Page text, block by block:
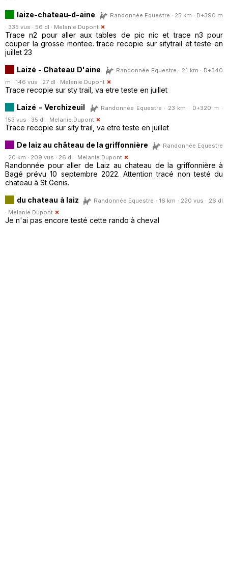
laize-chateau-d-aine
Randonnée Equestre · 25 km · D+390 m
· 335 vus · 56 dl · Melanie.Dupont
Trace n2 pour aller aux tables de pic nic et trace n3 pour
couper la grosse montee. trace recopie sur sitytrail et teste en
juillet 23
Laizé - Chateau D'aine
Randonnée Equestre · 21 km · D+340
m · 146 vus · 27 dl · Melanie.Dupont
Trace recopie sur sty trail, va etre teste en juillet
Laizé - Verchizeuil
Randonnée Equestre · 23 km · D+320 m ·
153 vus · 35 dl · Melanie.Dupont
Trace recopie sur sity trail, va etre teste en juillet
De laiz au château de la griffonnière
Randonnée Equestre
· 20 km · 209 vus · 26 dl · Melanie.Dupont
Randonnée pour aller de Laiz au chateau de la griffonnière à
Bagé prévu 10 septembre 2022. Attention tracé non testé du
chateau à St Genis.
du chateau à laiz
Randonnée Equestre · 16 km · 220 vus · 26 dl
· Melanie.Dupont
Je n'ai pas encore testé cette rando à cheval